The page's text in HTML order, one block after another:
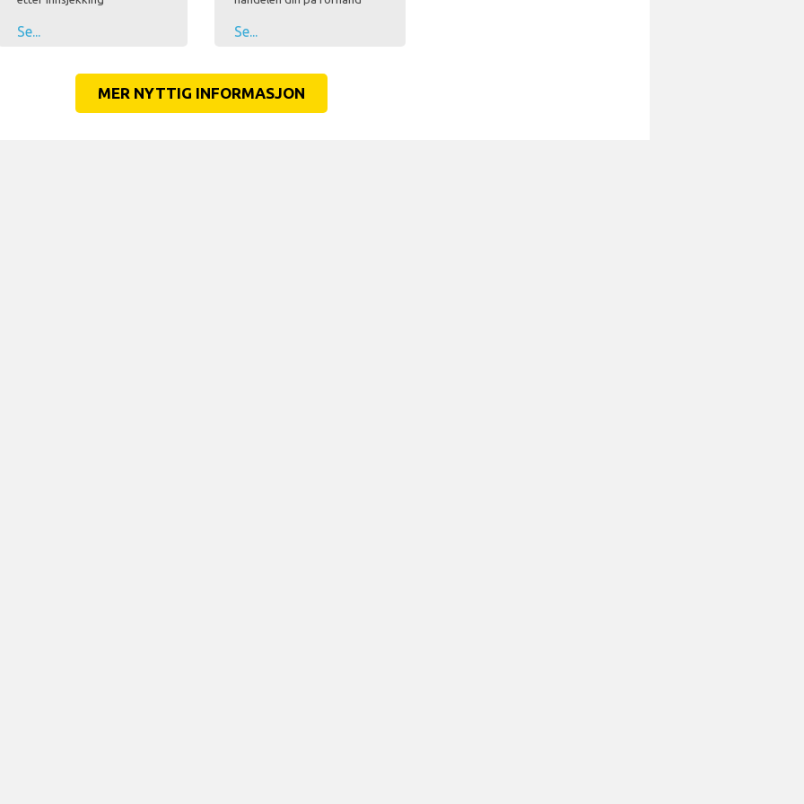
Se... Se...
MER NYTTIG INFORMASJON